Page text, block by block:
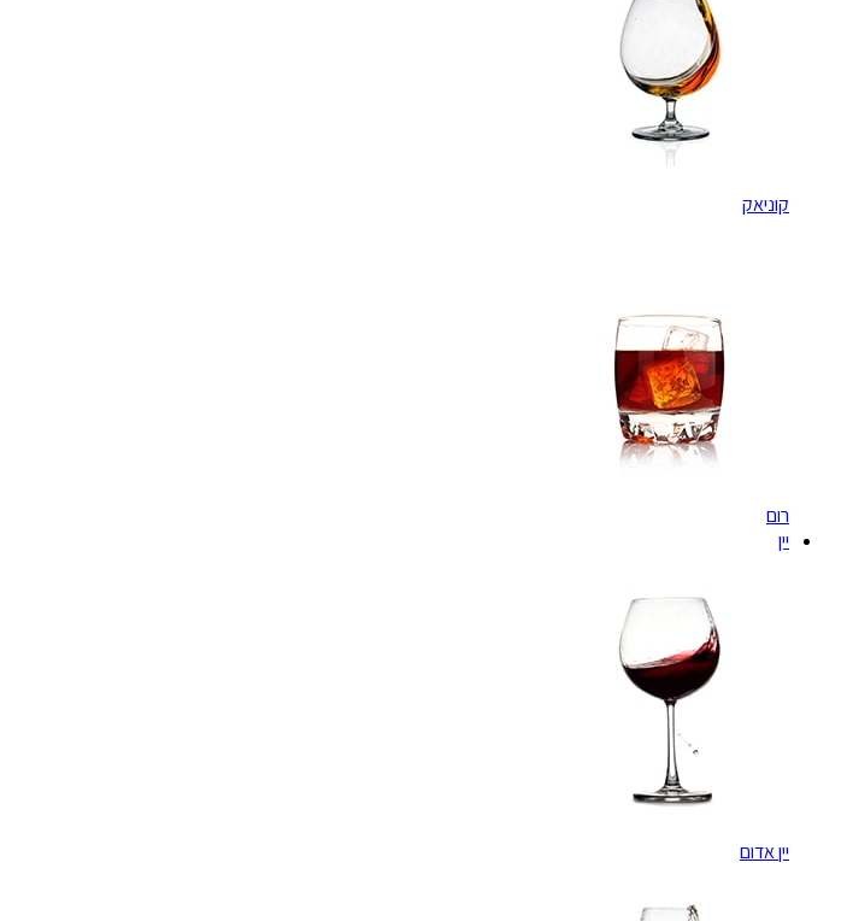
קוניאק
רום
יין
יין אדום